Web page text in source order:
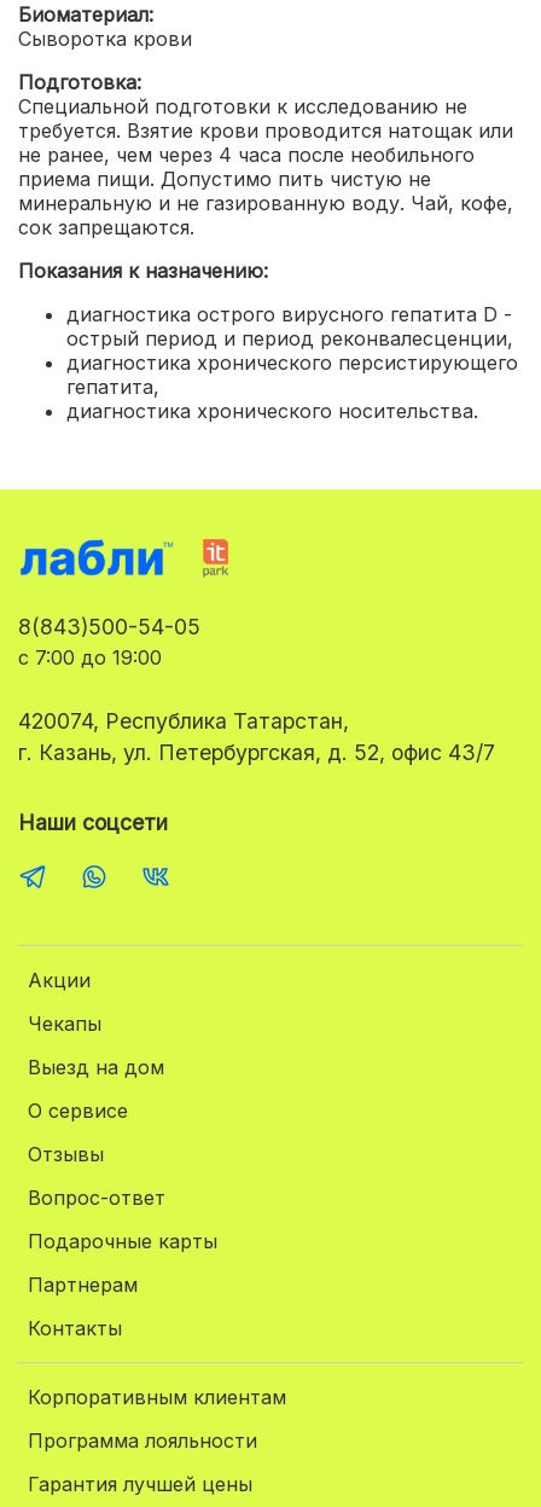
Биоматериал:
Сыворотка крови
Подготовка:
Специальной подготовки к исследованию не
требуется. Взятие крови проводится натощак или
не ранее, чем через 4 часа после необильного
приема пищи. Допустимо пить чистую не
минеральную и не газированную воду. Чай, кофе,
сок запрещаются.
Показания к назначению:
диагностика острого вирусного гепатита D -
острый период и период реконвалесценции,
диагностика хронического персистирующего
гепатита,
диагностика хронического носительства.
Акции
Чекапы
Выезд на дом
О сервисе
Отзывы
Вопрос-ответ
Подарочные карты
Партнерам
Контакты
Корпоративным клиентам
Программа лояльности
Гарантия лучшей цены
8(843)500-54-05
с 7:00 до 19:00
420074, Республика Татарстан,
г. Казань, ул. Петербургская, д. 52, офис 43/7
Наши соцсети